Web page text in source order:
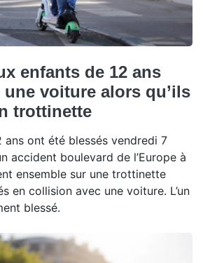
enfants de 12 ans
voiture alors qu’ils
trottinette
ans ont été blessés vendredi 7
accident boulevard de l’Europe à
ensemble sur une trottinette
en collision avec une voiture. L’un
blessé.